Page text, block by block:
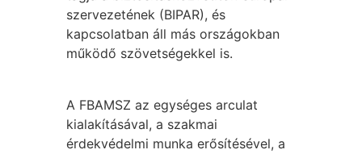
szervezetének (BIPAR), és
kapcsolatban áll más országokban
működő szövetségekkel is.
A FBAMSZ az egységes arculat
kialakításával, a szakmai
érdekvédelmi munka erősítésével, a